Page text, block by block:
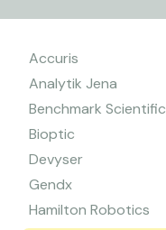
Accuris
Analytik Jena
Benchmark Scientific
Bioptic
Devyser
Gendx
Hamilton Robotics